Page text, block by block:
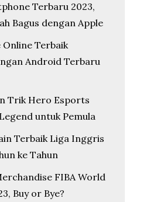
Terbaru 2023,
Bagus dengan Apple
Online Terbaik
Android Terbaru
Trik Hero Esports
untuk Pemula
Terbaik Liga Inggris
ke Tahun
FIBA World
Buy or Bye?